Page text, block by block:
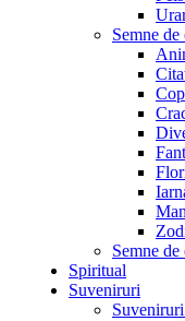
Semne
Semne
Spiritual
Suveniruri